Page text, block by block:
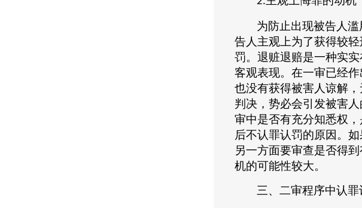
为防止出现被告人
告人主观上为了获得较
罚。退赃退赔是一种实
客观表现。在一审已经
也没有获得被害人谅解
判决，势必会引发被害
审中是否有充分知悉权
后不认罪认罚的原因。
另一方面要审查是否得
机的可能性较大。
三、二审程序中认